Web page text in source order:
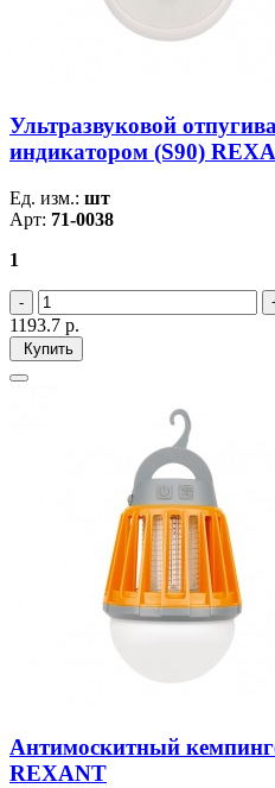
Ультразвуковой
индикатором (S90)
Ед. изм.: шт
Арт: 71-0038
1
1193.7 р.
Купить
Антимоскитный
REXANT